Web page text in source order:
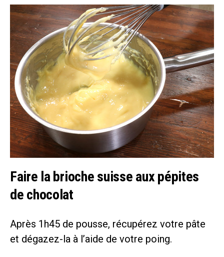
Faire la brioche suisse aux pépites
de chocolat
Après 1h45 de pousse, récupérez votre pâte
et dégazez-la à l’aide de votre poing.